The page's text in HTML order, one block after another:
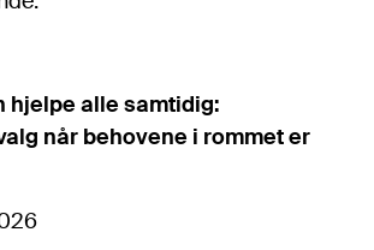
hjelpe alle samtidig:
når behovene i rommet er